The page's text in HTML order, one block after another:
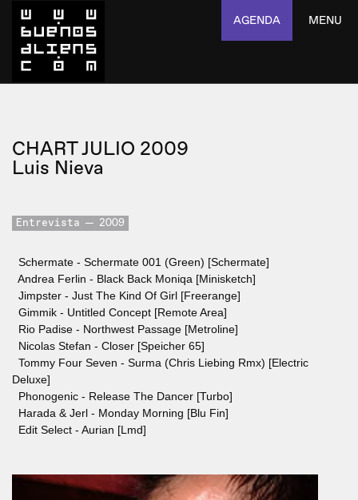
AGENDA MENU
CHART JULIO 2009
Luis Nieva
Entrevista 2009
Schermate - Schermate 001 (Green) [Schermate]
Andrea Ferlin - Black Back Moniqa [Minisketch]
Jimpster - Just The Kind Of Girl [Freerange]
Gimmik - Untitled Concept [Remote Area]
Rio Padise - Northwest Passage [Metroline]
Nicolas Stefan - Closer [Speicher 65]
Tommy Four Seven - Surma (Chris Liebing Rmx) [Electric
Deluxe]
Phonogenic - Release The Dancer [Turbo]
Harada & Jerl - Monday Morning [Blu Fin]
Edit Select - Aurian [Lmd]